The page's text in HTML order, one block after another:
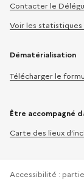
Contacter le
Voir les statistiques
Dématérialisation
Télécharger le
Être accompagné
Carte des lieux
Accessibilité :